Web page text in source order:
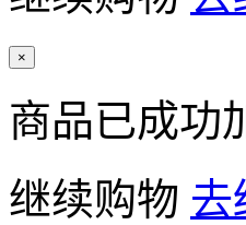
×
商品已成功
继续购物 去